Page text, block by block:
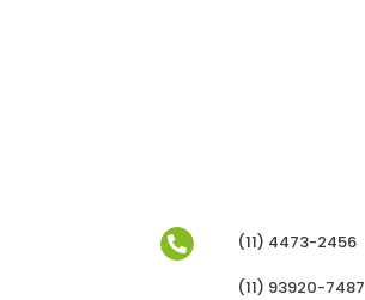

(11) 4473-2456
(11) 93920-7487